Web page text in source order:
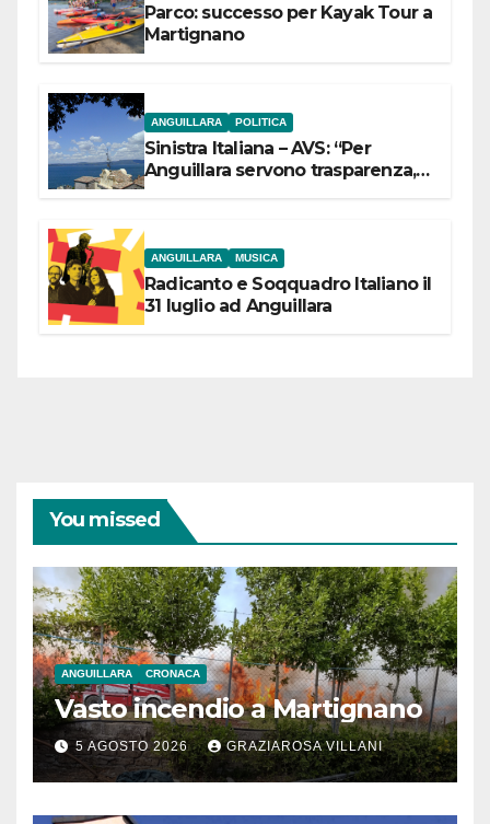
Parco: successo per Kayak Tour a
Martignano
ANGUILLARA POLITICA
Sinistra Italiana – AVS: “Per
Anguillara servono trasparenza,
ANGUILLARA MUSICA
Radicanto e Soqquadro Italiano il
31 luglio ad Anguillara
You missed
ANGUILLARA CRONACA
Vasto incendio a Martignano
5 AGOSTO 2026 GRAZIAROSA VILLANI